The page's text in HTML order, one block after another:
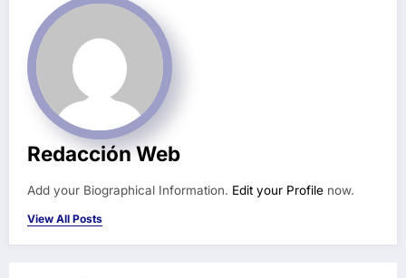
Redacción Web
Add your Biographical Information. Edit your Profile now.
View All Posts